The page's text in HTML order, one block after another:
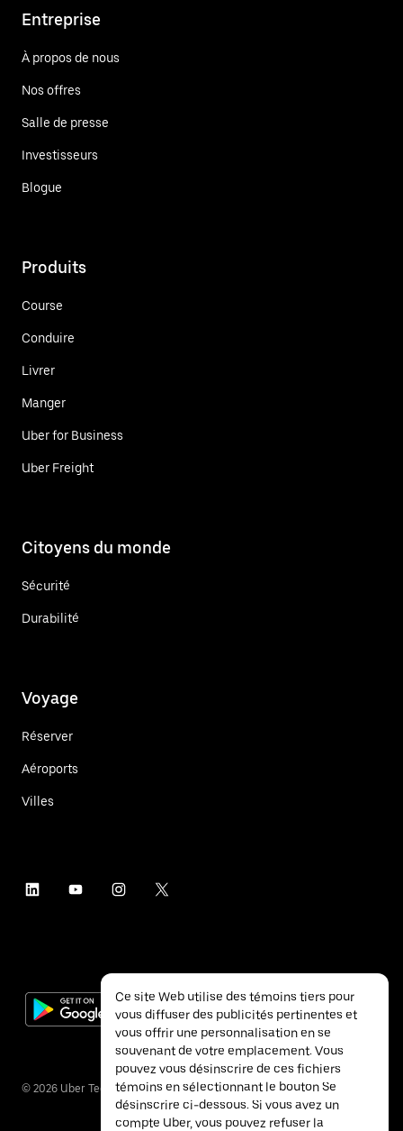
Entreprise
À propos de nous
Nos offres
Salle de presse
Investisseurs
Blogue
Produits
Course
Conduire
Livrer
Manger
Uber for Business
Uber Freight
Citoyens du monde
Sécurité
Durabilité
Voyage
Réserver
Aéroports
Villes
© 2026 Uber Technologies inc.
Ce site Web utilise des témoins tiers pour
vous diffuser des publicités pertinentes et
vous offrir une personnalisation en se
souvenant de votre emplacement. Vous
pouvez vous désinscrire de ces fichiers
témoins en sélectionnant le bouton Se
désinscrire ci-dessous. Si vous avez un
compte Uber, vous pouvez refuser la